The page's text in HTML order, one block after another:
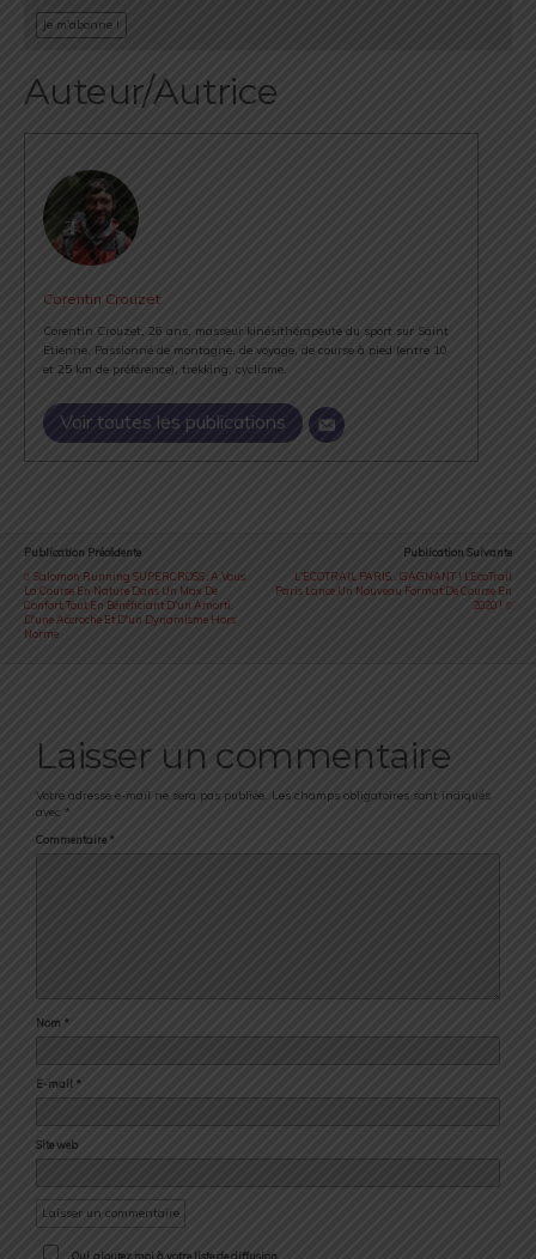
Auteur/Autrice
Corentin Crouzet
Corentin Crouzet, 26 ans, masseur kinésithérapeute du sport sur Saint
Etienne. Passionné de montagne, de voyage, de course à pied (entre 10
et 25 km de préférence), trekking, cyclisme.
Voir toutes les publications
Publication Précédente
Salomon Running SUPERCROSS : A Vous
La Course En Nature Dans Un Max De
Confort, Tout En Bénéficiant D'un Amorti,
D'une Accroche Et D'un Dynamisme Hors
Norme
Publication Suivante
L'ECOTRAIL PARIS… GAGNANT ! L’EcoTrail
Paris Lance Un Nouveau Format De Course En
2020 !
Laisser un commentaire
Votre adresse e-mail ne sera pas publiée. Les champs obligatoires sont indiqués
avec *
Commentaire *
Nom *
E-mail *
Site web
Oui, ajoutez moi à votre liste de diffusion.